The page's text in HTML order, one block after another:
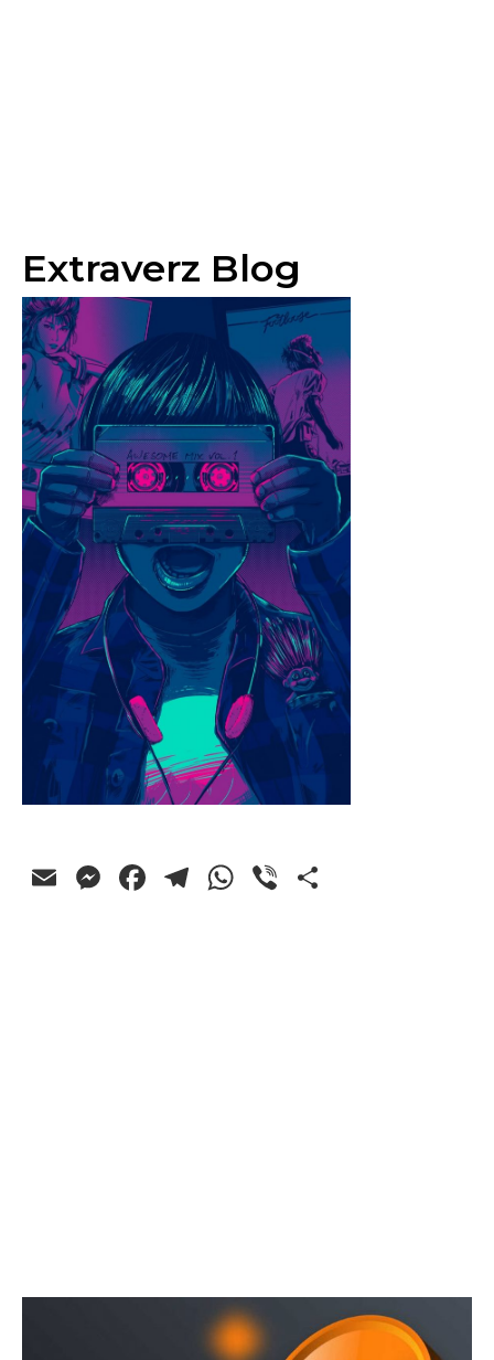
Extraverz Blog
EmailMessenger
Facebook
Telegram
WhatsApp
Viber